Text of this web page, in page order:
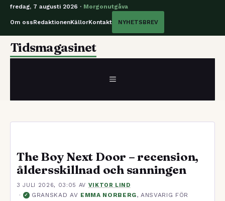
fredag, 7 augusti 2026 · Morgonutgåva
Om ossRedaktionenKällorKontakt NYHETSBREV
Hoppa
Tidsmagasinet
MENY
The Boy Next Door – recension,
åldersskillnad och sanningen
3 JULI 2026, 03:05 AV VIKTOR LIND
· ✓ GRANSKAD AV EMMA NORBERG, ANSVARIG FÖR